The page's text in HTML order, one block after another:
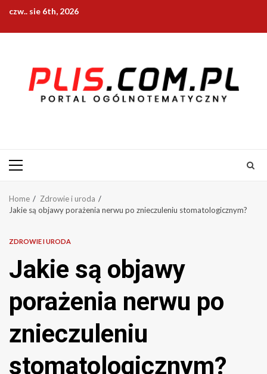
content
czw.. sie 6th, 2026
Primary
Home
Zdrowie i uroda
Jakie są objawy porażenia nerwu po znieczuleniu stomatologicznym?
ZDROWIE I URODA
Jakie są objawy
porażenia nerwu po
znieczuleniu
stomatologicznym?